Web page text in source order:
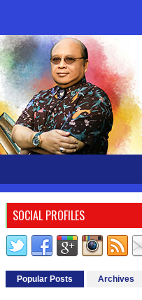
SOCIAL PROFILES
Popular Posts Archives